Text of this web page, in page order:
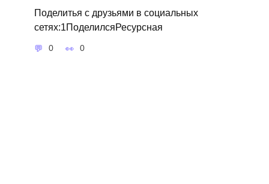
Поделитья с друзьями в социальных
сетях:1ПоделилсяРесурсная
0 0